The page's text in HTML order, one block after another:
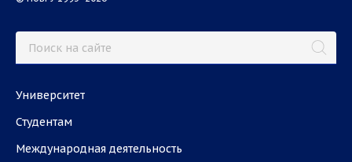
Университет
Студентам
Международная деятельность